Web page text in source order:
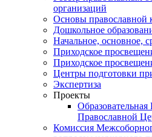
организаций
Основы
Дошкольное
Начальное, основное,
Приходское
Приходское
Центры подготовки
Экспертиза
Проекты
Православной
Комиссия